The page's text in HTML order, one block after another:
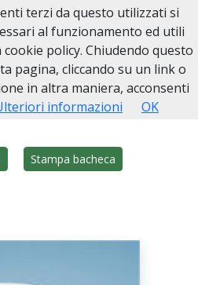
Vesuviana Lucia Clelia Molaro
Stampa bacheca
terzi da questo utilizzati si
al funzionamento ed utili
policy. Chiudendo questo
pagina, cliccando su un link o
in altra maniera, acconsenti
informazioni OK